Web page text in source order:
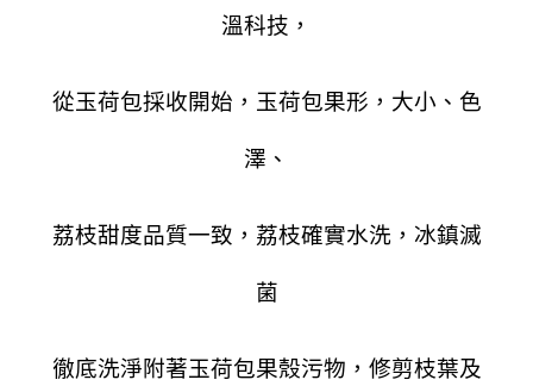
溫科技，
從玉荷包採收開始，玉荷包果形，大小、色
澤、
荔枝甜度品質一致，荔枝確實水洗，冰鎮滅
菌
徹底洗淨附著玉荷包果殼污物，修剪枝葉及